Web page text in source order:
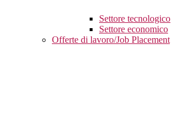
Settore tecnologico
Settore economico
Offerte di lavoro/Job Placement